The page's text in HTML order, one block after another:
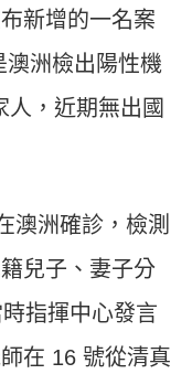
新增的一名案
澳洲檢出陽性機
人，近期無出國
澳洲確診，檢測
兒子、妻子分
指揮中心發言
在 16 號從清真